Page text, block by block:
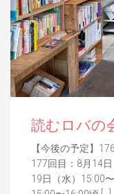
読むロバの
【今後の予定】
177回目：8月14
19日（水）15:00